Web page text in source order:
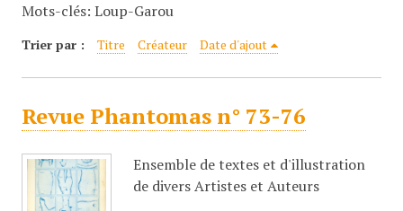
Mots-clés: Loup-Garou
Trier par : Titre Créateur Date d'ajout
Revue Phantomas n° 73-76
Ensemble de textes et d'illustration
de divers Artistes et Auteurs